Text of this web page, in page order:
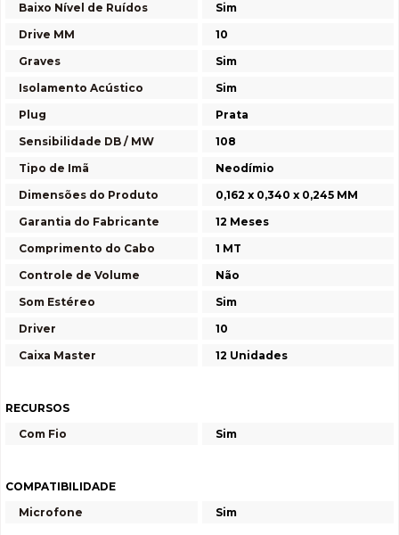
Baixo Nível de Ruídos
Sim
Drive MM
10
Graves
Sim
Isolamento Acústico
Sim
Plug
Prata
Sensibilidade DB / MW
108
Tipo de Imã
Neodímio
Dimensões do Produto
0,162 x 0,340 x 0,245 MM
Garantia do Fabricante
12 Meses
Comprimento do Cabo
1 MT
Controle de Volume
Não
Som Estéreo
Sim
Driver
10
Caixa Master
12 Unidades
RECURSOS
Com Fio
Sim
COMPATIBILIDADE
Microfone
Sim